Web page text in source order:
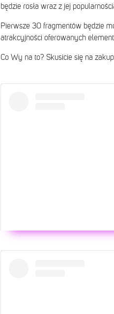
będzie rosła wraz z jej
Pierwsze 30 fragmentów będzie
atrakcyjności oferowanych
Co Wy na to? Skusicie się na